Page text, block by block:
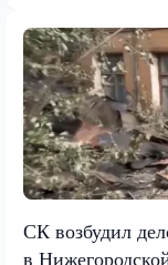
СК возбудил
в